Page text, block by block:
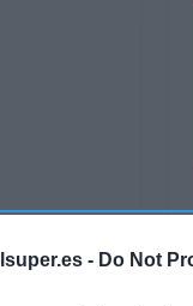
- Do Not